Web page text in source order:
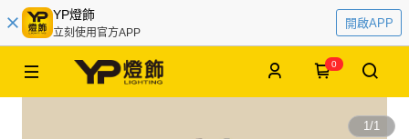
YP燈飾
立刻使用官方APP
開啟APP
0
1/1